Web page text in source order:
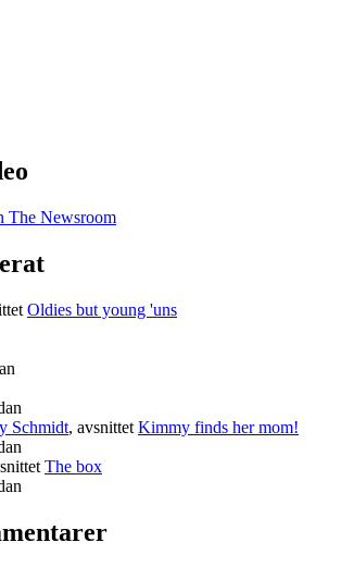
Oldies but young 'uns
Schmidt, avsnittet Kimmy finds her mom!
The box